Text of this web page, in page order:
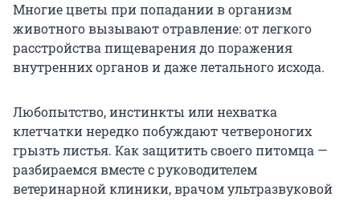
Многие цветы при попадании в организм
животного вызывают отравление: от легкого
расстройства пищеварения до поражения
внутренних органов и даже летального исхода.
Любопытство, инстинкты или нехватка
клетчатки нередко побуждают четвероногих
грызть листья. Как защитить своего питомца —
разбираемся вместе с руководителем
ветеринарной клиники, врачом ультразвуковой